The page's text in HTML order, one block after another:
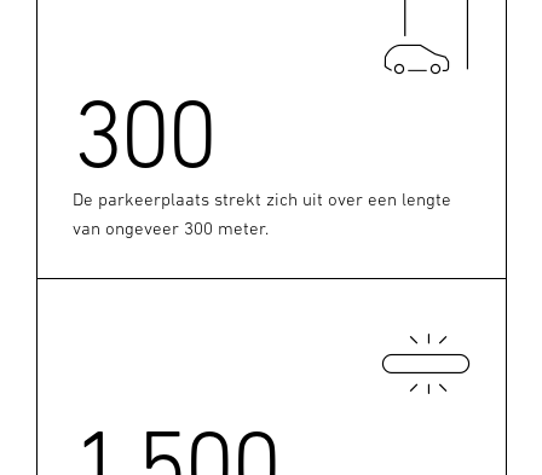
300
De parkeerplaats strekt zich uit over een lengte
van ongeveer 300 meter.